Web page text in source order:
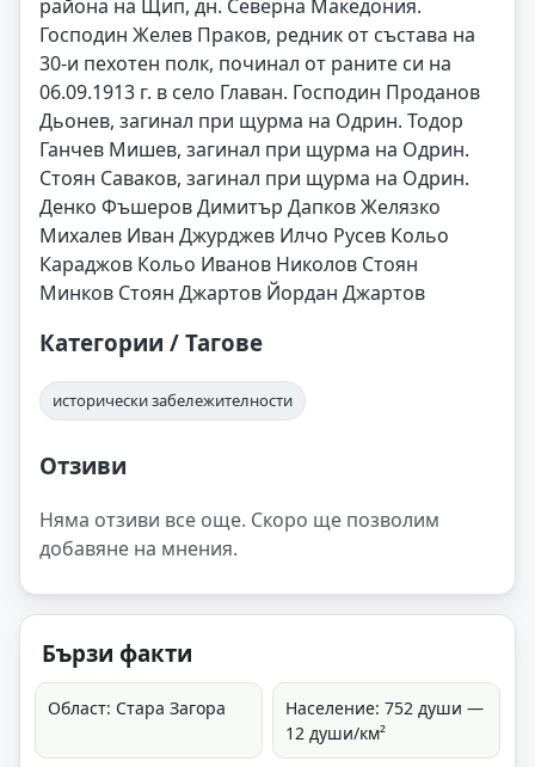
района на Щип, дн. Северна Македония.
Господин Желев Праков, редник от състава на
30-и пехотен полк, починал от раните си на
06.09.1913 г. в село Главан. Господин Проданов
Дьонев, загинал при щурма на Одрин. Тодор
Ганчев Мишев, загинал при щурма на Одрин.
Стоян Саваков, загинал при щурма на Одрин.
Денко Фъшеров Димитър Дапков Желязко
Михалев Иван Джурджев Илчо Русев Кольо
Караджов Кольо Иванов Николов Стоян
Минков Стоян Джартов Йордан Джартов
Категории / Тагове
исторически забележителности
Отзиви
Няма отзиви все още. Скоро ще позволим
добавяне на мнения.
Бързи факти
Област: Стара Загора
Население: 752 души —
12 души/км²